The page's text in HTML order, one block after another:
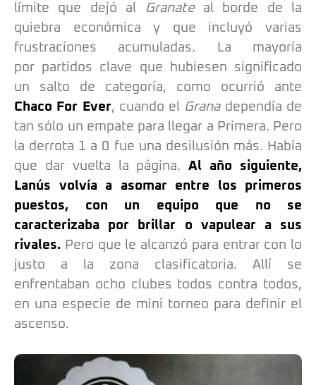
límite que dejó al
Granateal borde de la
quiebra económica y que incluyó varias
frustraciones acumuladas. La mayoría
por partidos clave que hubiesen significado
un salto de categoría, como ocurrió ante
Chaco For Ever, cuando el Granadependía de
tan sólo un empate para llegar a Primera. Pero
la derrota 1 a 0 fue una desilusión más. Había
que dar vuelta la página.Al año siguiente,
Lanús volvía a asomar entre los primeros
puestos, con un equipo que no se
caracterizaba por brillar o vapulear a sus
rivales. Pero que le alcanzó para entrar con lo
justo a la zona clasificatoria. Allí se
enfrentaban ocho clubes todos contra todos,
en una especie de mini torneo para definir el
ascenso.